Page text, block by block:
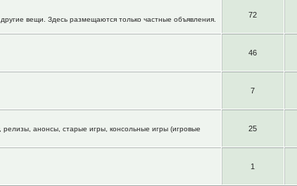
вещи. Здесь размещаются только частные объявления.
72
46
7
анонсы, старые игры, консольные игры (игровые
25
1